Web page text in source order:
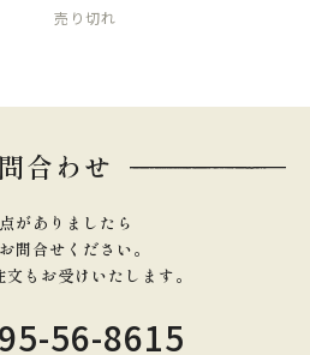
売り切れ
合わせ
がありましたら
問合せください。
もお受けいたします。
56-8615